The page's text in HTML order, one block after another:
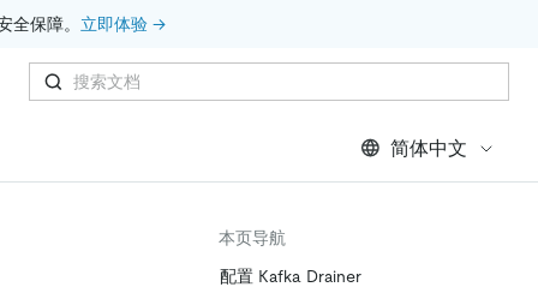
保障。 立即体验 →
简体中文
本页导航
配置 Kafka Drainer